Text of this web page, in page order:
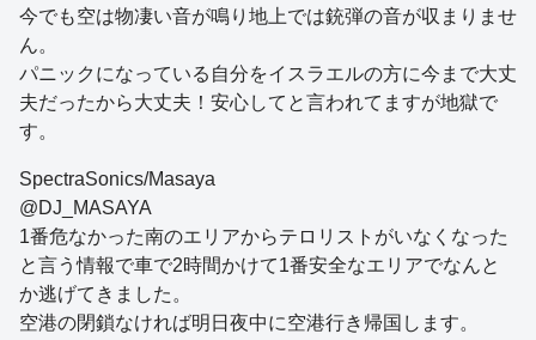
今でも空は物凄い音が鳴り地上では銃弾の音が収まりませ
ん。
パニックになっている自分をイスラエルの方に今まで大丈
夫だったから大丈夫！安心してと言われてますが地獄で
す。
SpectraSonics/Masaya
@DJ_MASAYA
1番危なかった南のエリアからテロリストがいなくなった
と言う情報で車で2時間かけて1番安全なエリアでなんと
か逃げてきました。
空港の閉鎖なければ明日夜中に空港行き帰国します。